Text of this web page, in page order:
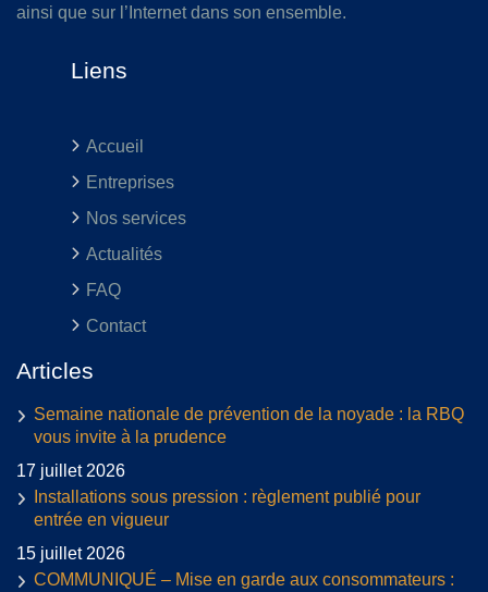
ainsi que sur l’Internet dans son ensemble.
Liens
Accueil
Entreprises
Nos services
Actualités
FAQ
Contact
Articles
Semaine nationale de prévention de la noyade : la RBQ
vous invite à la prudence
17 juillet 2026
Installations sous pression : règlement publié pour
entrée en vigueur
15 juillet 2026
COMMUNIQUÉ – Mise en garde aux consommateurs :